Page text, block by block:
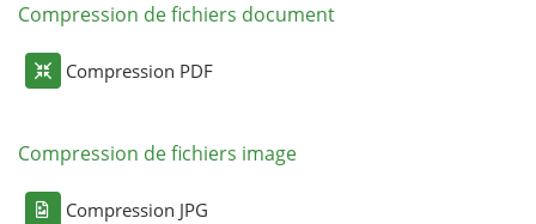
Compression de fichiers document
Compression PDF
Compression de fichiers image
Compression JPG